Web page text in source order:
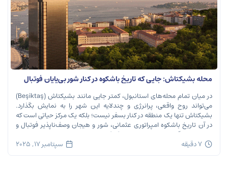
محله بشیکتاش: جایی که تاریخ باشکوه در کنار شور بی‌پایان فوتبال
نفس می‌کشد
در میان تمام محله‌های استانبول، کمتر جایی مانند بشیکتاش (Beşiktaş)
می‌تواند روح واقعی، پرانرژی و چندلایه این شهر را به نمایش بگذارد.
بشیکتاش تنها یک منطقه در کنار بسفر نیست؛ بلکه یک مرکز حیاتی است که
در آن تاریخ باشکوه امپراتوری عثمانی، شور و هیجان وصف‌ناپذیر فوتبال و
ریتم تند زندگی مدرن شهری در هم […]
7 دقیقه سپتامبر 17, 2025